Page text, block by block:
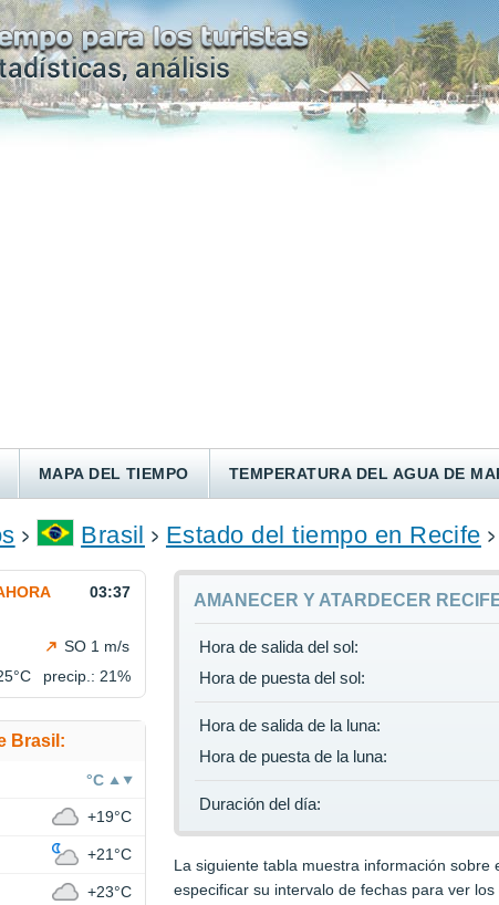
MAPA DEL TIEMPO TEMPERATURA DEL AGUA DE
Brasil Estado del tiempo en Recife
AMANECER Y ATARDECER
Hora de salida del sol:
Hora de puesta del sol:
Hora de salida de la luna:
Hora de puesta de la luna:
Duración del día:
La siguiente tabla muestra información
especificar su intervalo de fechas para ver
03:37
SO 1 m/s
C precip.: 21%
Brasil:
°C
+19°C
+21°C
+23°C